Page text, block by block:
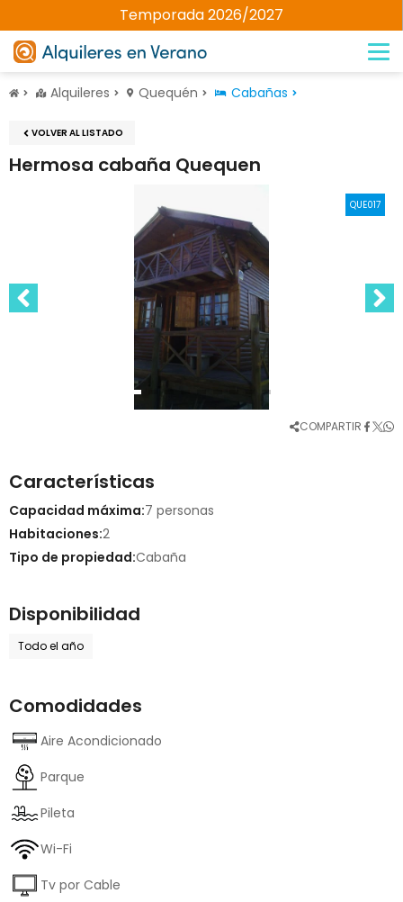
Temporada 2026/2027
Alquileres Quequén Cabañas
VOLVER AL LISTADO
Hermosa cabaña Quequen
QUE017
COMPARTIR
Características
Capacidad máxima:7 personas
Habitaciones:2
Tipo de propiedad:Cabaña
Disponibilidad
Todo el año
Comodidades
Aire Acondicionado
Parque
Pileta
Wi-Fi
Tv por Cable